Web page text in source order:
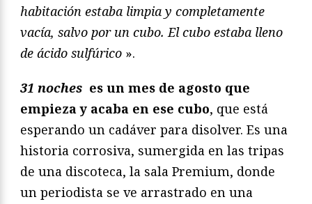
habitación estaba limpia y completamente
vacía, salvo por un cubo. El cubo estaba lleno
de ácido sulfúrico ».
31 noches es un mes de agosto que
empieza y acaba en ese cubo, que está
esperando un cadáver para disolver. Es una
historia corrosiva, sumergida en las tripas
de una discoteca, la sala Premium, donde
un periodista se ve arrastrado en una